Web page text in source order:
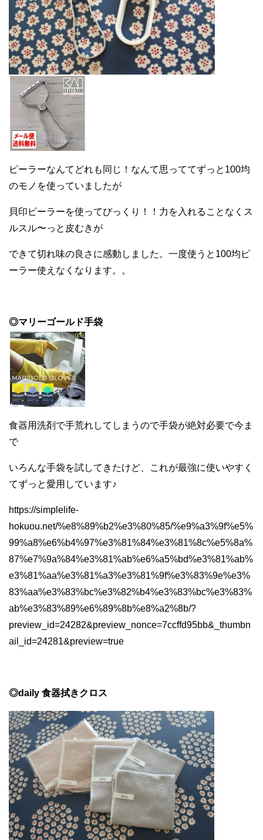
ピーラーなんてどれも同じ！なんて思っててずっと100均
のモノを使っていましたが
貝印ピーラーを使ってびっくり！！力を入れることなくス
ルスル〜っと皮むきが
できて切れ味の良さに感動しました。一度使うと100均ピ
ーラー使えなくなります。。
◎マリーゴールド手袋
食器用洗剤で手荒れしてしまうので手袋が絶対必要で今ま
で
いろんな手袋を試してきたけど、これが最強に使いやすく
てずっと愛用しています♪
https://simplelife-
hokuou.net/%e8%89%b2%e3%80%85/%e9%a3%9f%e5%
99%a8%e6%b4%97%e3%81%84%e3%81%8c%e5%8a%
87%e7%9a%84%e3%81%ab%e6%a5%bd%e3%81%ab%
e3%81%aa%e3%81%a3%e3%81%9f%e3%83%9e%e3%
83%aa%e3%83%bc%e3%82%b4%e3%83%bc%e3%83%
ab%e3%83%89%e6%89%8b%e8%a2%8b/?
preview_id=24282&preview_nonce=7ccffd95bb&_thumbn
ail_id=24281&preview=true
◎daily 食器拭きクロス